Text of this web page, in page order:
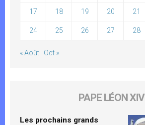
17 18 19 20 21
24 25 26 27 28
« Août Oct »
PAPE LÉON XIV
Les prochains grands